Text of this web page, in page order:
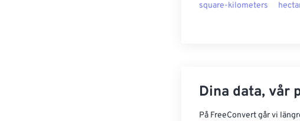
square-kilometers
Dina data, vår
På FreeConvert går vi